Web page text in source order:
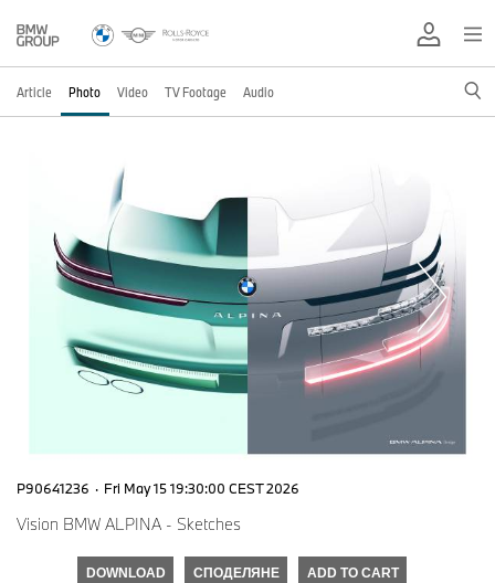
Article Photo Video TV Footage Audio
P90641236 · Fri May 15 19:30:00 CEST 2026
Vision BMW ALPINA - Sketches
DOWNLOAD СПОДЕЛЯНЕ ADD TO CART